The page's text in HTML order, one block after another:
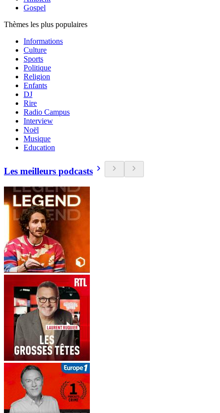
Gospel
Thèmes les plus populaires
Informations
Culture
Sports
Politique
Religion
Enfants
DJ
Rire
Radio Campus
Interview
Noël
Musique
Education
Les meilleurs podcasts